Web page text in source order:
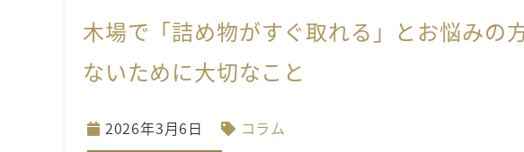
木場で「詰め物がすぐ取れる」とお悩みの
ないために大切なこと
2026年3月6日
コラム